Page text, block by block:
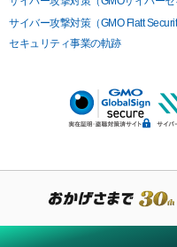
サイバー攻撃対策（GMO Flatt
セキュリティ事業の軌跡